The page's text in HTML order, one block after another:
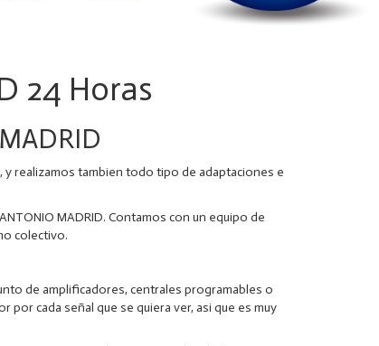
24 Horas
realizamos tambien todo tipo de adaptaciones e
MADRID. Contamos con un equipo de
colectivo.
de amplificadores, centrales programables o
cada señal que se quiera ver, asi que es muy